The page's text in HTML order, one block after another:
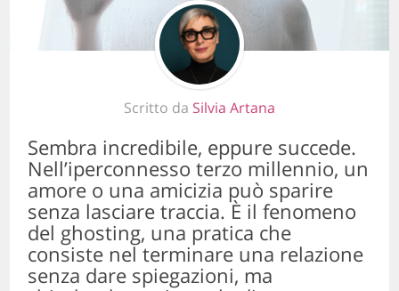
Scritto da Silvia Artana
Sembra incredibile, eppure succede.
Nell’iperconnesso terzo millennio, un
amore o una amicizia può sparire
senza lasciare traccia. È il fenomeno
del ghosting, una pratica che
consiste nel terminare una relazione
senza dare spiegazioni, ma